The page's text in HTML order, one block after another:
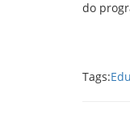
do
Tags: